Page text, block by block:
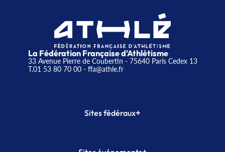
La Fédération Française d'Athlétisme
33 Avenue Pierre de Coubertin - 75640 Paris Cedex 13
T.01 53 80 70 00- ffa@athle.fr
Sites fédéraux+